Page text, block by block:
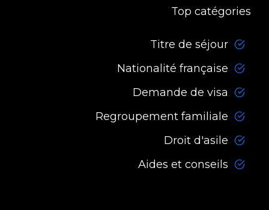
Top catégories
Titre de séjour
Nationalité française
Demande de visa
Regroupement familiale
Droit d'asile
Aides et conseils